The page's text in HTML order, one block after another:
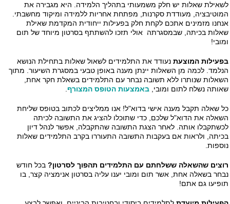
שאלות יש חלק משמעותי בתהליך הלמידה. היא מגבירה את
מעודדת סקרנות, מפתחת אחריות ללמידה ומיקוד מחשבתי.
מזמינים אתכם לקחת חלק בפעילות ייחודית המקדמת שאילת
בכיתה, שבמסגרתה אולי תזכו להשתתף בסרטון מיוחד של תום
המוצעתנעודד את התלמידים לשאול שאלות בתחילת הנושא
לכמה מן השאלות יינתן מענה באופן טבעי במסגרת השיעור. מתוך
שנותרו ללא תשובה נבחר עם התלמידים בשאלת חקר אחת,
נשלח לתום ומובי,באמצעות הטופס המצורף.
שאלה תקבל מענה אישי בדוא"ל! אנו ממליצים לכתוב בטופס שליחת
את הדוא"ל שלכם, כדי שתוכלו להציג את התשובה לכיתה
אותה. לאחר הצגת התשובה שהתקבלה, אפשר לנהל דיון
ולראות אם בעקבות התשובה התעוררו בקרב התלמידים שאלות
שהשאלה ששלחתם עם התלמידים תהפוך לסרטון?בכל חודש
בשאלה אחת, אשר תום ומובי יענו עליה בסרטון אנימציה קצר, בו
גם אתם!